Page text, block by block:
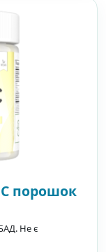
порошок
Не є